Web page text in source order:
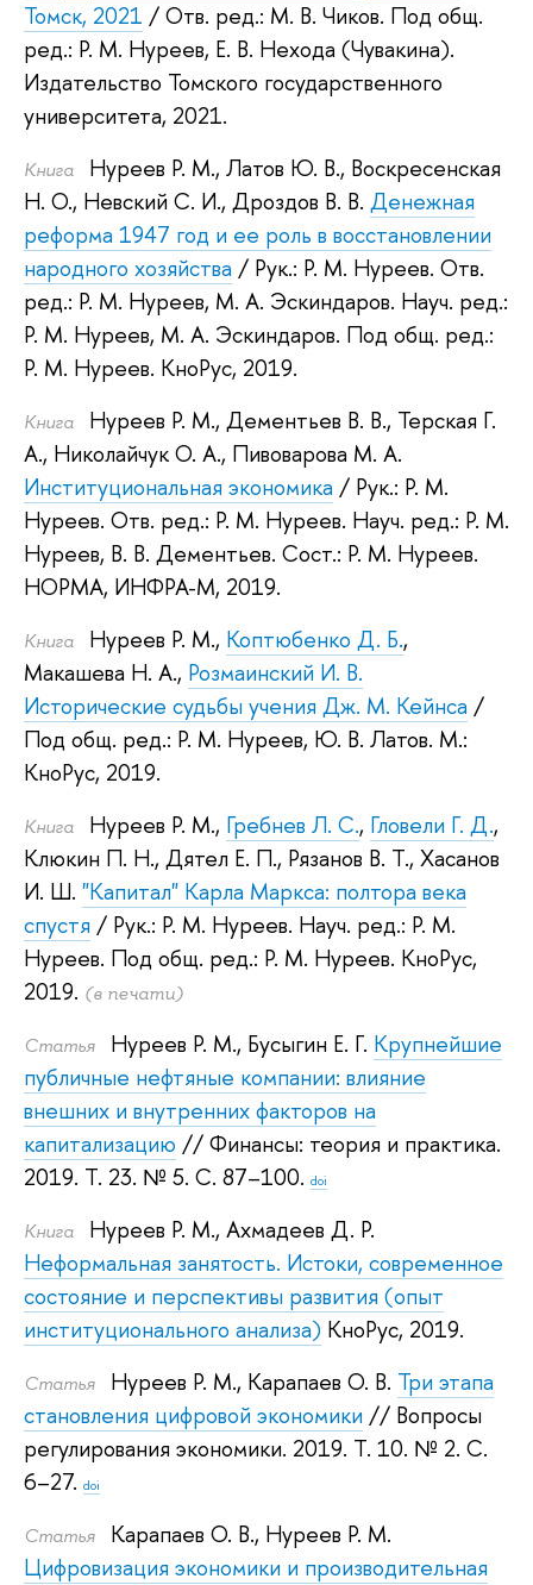
Томск, 2021 / Отв. ред.: М. В. Чиков. Под общ.
ред.: Р. М. Нуреев, Е. В. Нехода (Чувакина).
Издательство Томского государственного
университета, 2021.
Книга Нуреев Р. М., Латов Ю. В., Воскресенская
Н. О., Невский С. И., Дроздов В. В. Денежная
реформа 1947 год и ее роль в восстановлении
народного хозяйства / Рук.: Р. М. Нуреев. Отв.
ред.: Р. М. Нуреев, М. А. Эскиндаров. Науч. ред.:
Р. М. Нуреев, М. А. Эскиндаров. Под общ. ред.:
Р. М. Нуреев. КноРус, 2019.
Книга Нуреев Р. М., Дементьев В. В., Терская Г.
А., Николайчук О. А., Пивоварова М. А.
Институциональная экономика / Рук.: Р. М.
Нуреев. Отв. ред.: Р. М. Нуреев. Науч. ред.: Р. М.
Нуреев, В. В. Дементьев. Сост.: Р. М. Нуреев.
НОРМА, ИНФРА-М, 2019.
Книга Нуреев Р. М., Коптюбенко Д. Б.,
Макашева Н. А., Розмаинский И. В.
Исторические судьбы учения Дж. М. Кейнса /
Под общ. ред.: Р. М. Нуреев, Ю. В. Латов. М.:
КноРус, 2019.
Книга Нуреев Р. М., Гребнев Л. С., Гловели Г. Д.,
Клюкин П. Н., Дятел Е. П., Рязанов В. Т., Хасанов
И. Ш. "Капитал" Карла Маркса: полтора века
спустя / Рук.: Р. М. Нуреев. Науч. ред.: Р. М.
Нуреев. Под общ. ред.: Р. М. Нуреев. КноРус,
2019. (в печати)
Статья Нуреев Р. М., Бусыгин Е. Г. Крупнейшие
публичные нефтяные компании: влияние
внешних и внутренних факторов на
капитализацию // Финансы: теория и практика.
2019. Т. 23. № 5. С. 87–100. doi
Книга Нуреев Р. М., Ахмадеев Д. Р.
Неформальная занятость. Истоки, современное
состояние и перспективы развития (опыт
институционального анализа) КноРус, 2019.
Статья Нуреев Р. М., Карапаев О. В. Три этапа
становления цифровой экономики // Вопросы
регулирования экономики. 2019. Т. 10. № 2. С.
6–27. doi
Статья Карапаев О. В., Нуреев Р. М.
Цифровизация экономики и производительная